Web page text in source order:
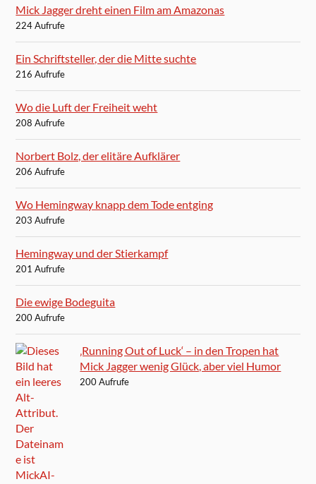
Mick Jagger dreht einen Film am Amazonas
224 Aufrufe
Ein Schriftsteller, der die Mitte suchte
216 Aufrufe
Wo die Luft der Freiheit weht
208 Aufrufe
Norbert Bolz, der elitäre Aufklärer
206 Aufrufe
Wo Hemingway knapp dem Tode entging
203 Aufrufe
Hemingway und der Stierkampf
201 Aufrufe
Die ewige Bodeguita
200 Aufrufe
‚Running Out of Luck‘ – in den Tropen hat
Mick Jagger wenig Glück, aber viel Humor
200 Aufrufe